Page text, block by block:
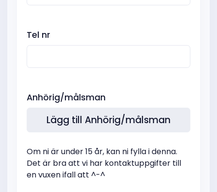
Tel nr
Anhörig/målsman
Lägg till Anhörig/målsman
Om ni är under 15 år, kan ni fylla i denna.
Det är bra att vi har kontaktuppgifter till
en vuxen ifall att ^-^